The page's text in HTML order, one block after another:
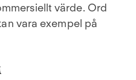
värde. Ord
vara exempel på